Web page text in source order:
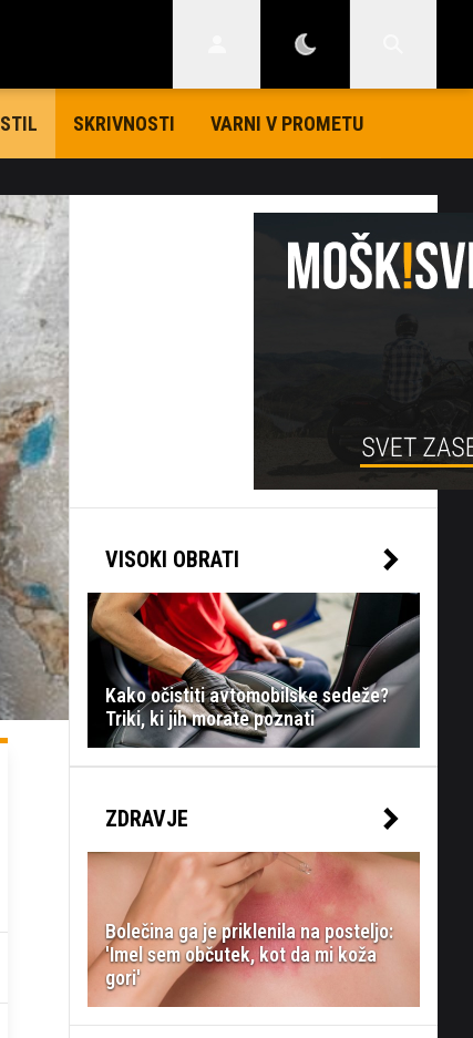
STIL SKRIVNOSTI VARNI V PROMETU
VISOKI OBRATI
Kako očistiti avtomobilske sedeže?
Triki, ki jih morate poznati
ZDRAVJE
Bolečina ga je priklenila na posteljo:
'Imel sem občutek, kot da mi koža
gori'